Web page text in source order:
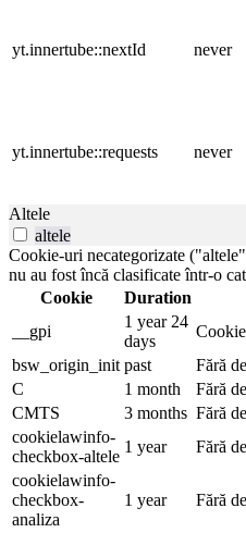
yt.innertube::nextId never
yt.innertube::requests never
Altele
altele
Cookie-uri necategorizate
nu au fost încă clasificate într-o
Cookie
Duration
__gpi
1 year 24
days
bsw_origin_init past
Fără
C
1 month
Fără
CMTS
3 months Fără
cookielawinfo-
checkbox-altele
1 year
Fără
cookielawinfo-
checkbox-
analiza
1 year Fără